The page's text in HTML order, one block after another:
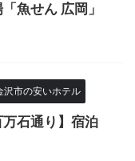
魚せん 広岡」
沢市の安いホテル
万石通り】宿泊